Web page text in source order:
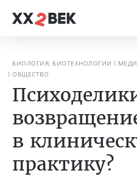
БИОЛОГИЯ, БИОТЕХНОЛОГИИ
ОБЩЕСТВО
в
практику?